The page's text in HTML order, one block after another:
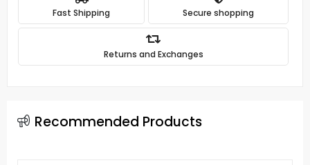
Fast Shipping Secure shopping
Returns and Exchanges
Recommended Products